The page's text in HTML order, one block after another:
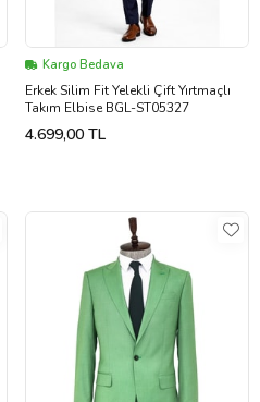
Kargo Bedava
Erkek Silim Fit Yelekli Çift Yırtmaçlı
Takım Elbise BGL-ST05327
4.699,00 TL